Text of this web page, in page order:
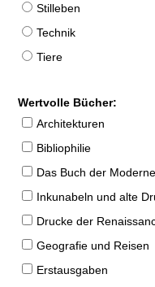
Stilleben
Technik
Tiere
Wertvolle Bücher:
Architekturen
Bibliophilie
Das Buch der Moderne
Inkunabeln und alte
Drucke der
Geografie und Reisen
Erstausgaben